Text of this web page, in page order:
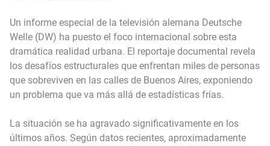
Un informe especial de la televisión alemana Deutsche
Welle (DW) ha puesto el foco internacional sobre esta
dramática realidad urbana. El reportaje documental revela
los desafíos estructurales que enfrentan miles de personas
que sobreviven en las calles de Buenos Aires, exponiendo
un problema que va más allá de estadísticas frías.
La situación se ha agravado significativamente en los
últimos años. Según datos recientes, aproximadamente